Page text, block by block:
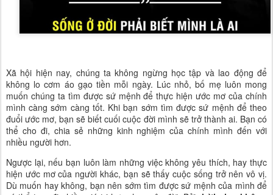
Xã hội hiện nay, chúng ta không ngừng học tập và lao động để
không lo cơm áo gạo tiền mỗi ngày. Lúc nhỏ, bố mẹ luôn mong
muốn chúng ta tìm được sứ mệnh để thực hiện ước mơ của chính
mình càng sớm càng tốt. Khi bạn sớm tìm được sứ mệnh để theo
đuổi ước mơ, bạn sẽ biết cuối cuộc đời mình sẽ trở thành ai. Bạn có
thể cho đi, chia sẻ những kinh nghiệm của chính mình đến với
nhiều người hơn.
Ngược lại, nếu bạn luôn làm những việc không yêu thích, hay thực
hiện ước mơ của người khác, bạn sẽ thấy cuộc sống trở nên vô vị.
Dù muốn hay không, bạn nên sớm tìm được sứ mệnh của mình để